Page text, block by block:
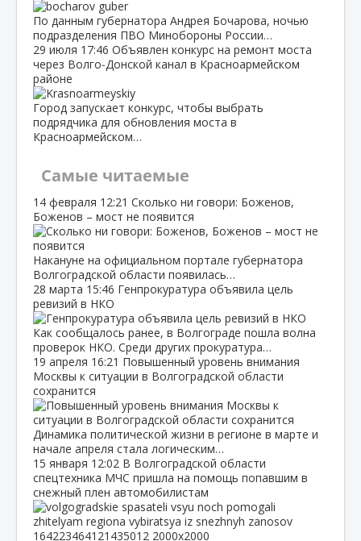
По данным губернатора Андрея Бочарова, ночью
подразделения ПВО Минобороны России…
29 июля 17:46 Объявлен конкурс на ремонт моста
через Волго‑Донской канал в Красноармейском
районе
Город запускает конкурс, чтобы выбрать
подрядчика для обновления моста в
Красноармейском…
Самые читаемые
14 февраля 12:21 Сколько ни говори: Боженов,
Боженов – мост не появится
Накануне на официальном портале губернатора
Волгоградской области появилась…
28 марта 15:46 Генпрокуратура объявила цель
ревизий в НКО
Как сообщалось ранее, в Волгограде пошла волна
проверок НКО. Среди других прокуратура…
19 апреля 16:21 Повышенный уровень внимания
Москвы к ситуации в Волгоградской области
сохранится
Динамика политической жизни в регионе в марте и
начале апреля стала логическим…
15 января 12:02 В Волгоградской области
спецтехника МЧС пришла на помощь попавшим в
снежный плен автомобилистам